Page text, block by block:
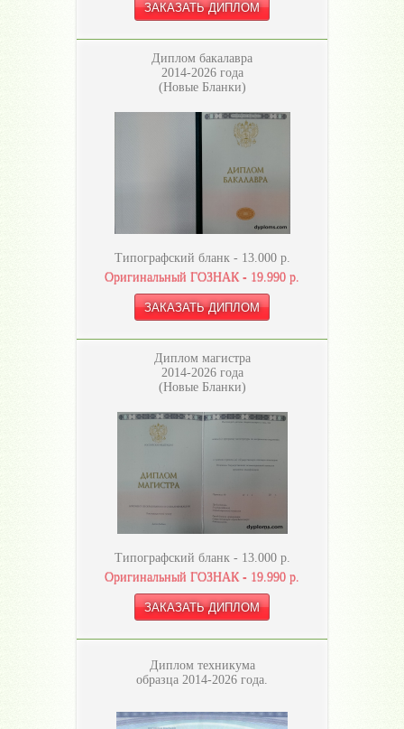
Диплом бакалавра
2014-2026 года
(Новые Бланки)
Типографский бланк - 13.000р.
Оригинальный ГОЗНАК - 19.990 р.
Диплом магистра
2014-2026 года
(Новые Бланки)
Типографский бланк - 13.000р.
Оригинальный ГОЗНАК - 19.990 р.
Диплом техникума
образца 2014-2026 года.